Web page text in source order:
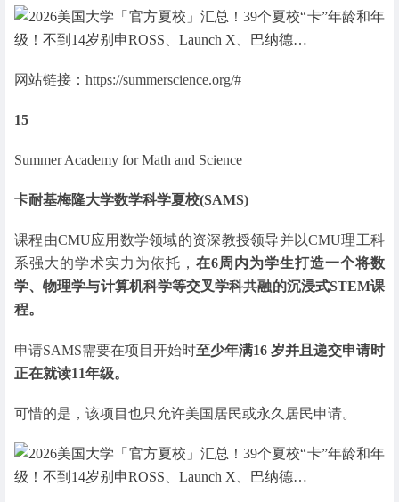
网站链接：https://summerscience.org/#
15
Summer Academy for Math and Science
卡耐基梅隆大学数学科学夏校(SAMS)
课程由CMU应用数学领域的资深教授领导并以CMU理工科
系强大的学术实力为依托， 在6周内为学生打造一个将数
学、物理学与计算机科学等交叉学科共融的沉浸式STEM课
程。
申请SAMS需要在项目开始时至少年满16 岁并且递交申请时
正在就读11年级。
可惜的是，该项目也只允许美国居民或永久居民申请。